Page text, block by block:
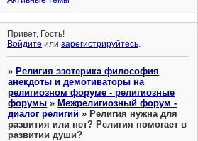
Привет, Гость!
Войдите илизарегистрируйтесь.
»Религия эзотерика философия
анекдоты и демотиваторы на
религиозном форуме - религиозные
форумы »Межрелигиозный форум -
диалог религий »Религия нужна для
развития или нет? Религия помогает в
развитии души?